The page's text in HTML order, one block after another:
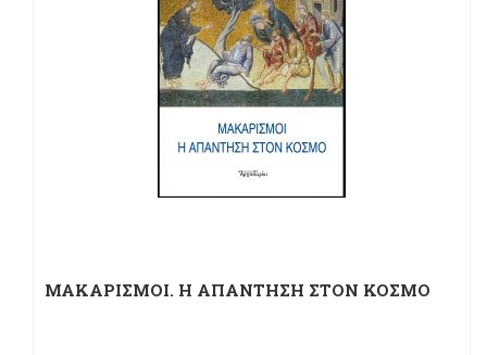
ΜΑΚΑΡΙΣΜΟΙ. Η ΑΠΑΝΤΗΣΗ ΣΤΟΝ ΚΟΣΜΟ